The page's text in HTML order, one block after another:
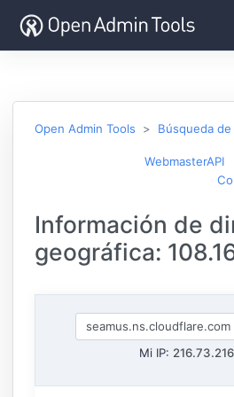
Open Admin Tools Búsqueda de
WebmasterAPI
Información de
geográfica:
Mi IP: